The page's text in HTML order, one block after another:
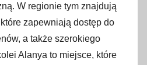
W regionie tym znajdują
zapewniają dostęp do
a także szerokiego
Alanya to miejsce, które